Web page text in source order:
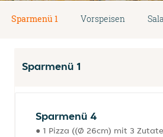
Sparmenü 1 Vorspeisen
Sparmenü 1
Sparmenü 4
● 1 Pizza ((Ø 26cm) mit 3